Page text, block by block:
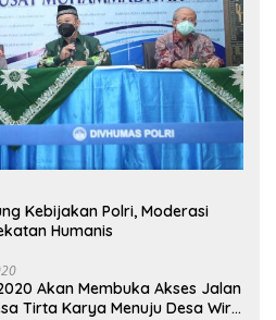
Kebijakan Polri, Moderasi
Humanis
Akan Membuka Akses Jalan
Tirta Karya Menuju Desa Wira